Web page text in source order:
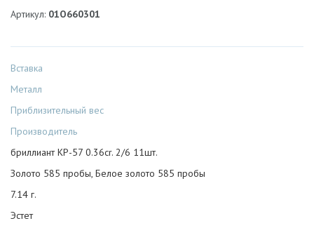
Артикул: 01О660301
Вставка
Металл
Приблизительный вес
Производитель
бриллиант КР-57 0.36cr. 2/6 11шт.
Золото 585 пробы, Белое золото 585 пробы
7.14 г.
Эстет